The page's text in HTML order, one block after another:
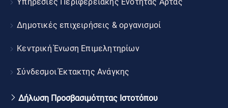
Δημοτικές επιχειρήσεις & οργανισμοί
Κεντρική Ένωση Επιμελητηρίων
Σύνδεσμοι Έκτακτης Ανάγκης
Δήλωση Προσβασιμότητας Ιστοτόπου